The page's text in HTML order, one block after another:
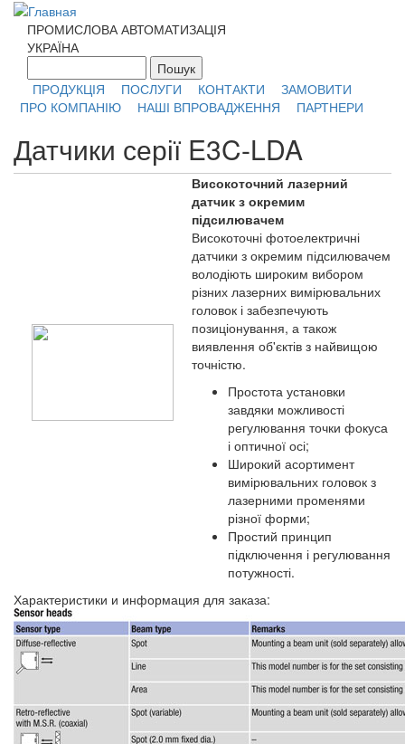
Перейти к основному содержанию
ПРОМИСЛОВА АВТОМАТИЗАЦІЯ
УКРАЇНА
Форма поиска
ПРОДУКЦІЯ
ПОСЛУГИ КОНТАКТИ
ЗАМОВИТИ
ПРО КОМПАНІЮ
НАШІ ВПРОВАДЖЕННЯ ПАРТНЕРИ
Датчики серії E3C-LDA
Високоточний лазерний
датчик з окремим
підсилювачем
Високоточні фотоелектричні
датчики з окремим підсилювачем
володіють широким вибором
різних лазерних вимірювальних
головок і забезпечують
позиціонування, а також
виявлення об'єктів з найвищою
точністю.
Простота установки
завдяки можливості
регулювання точки фокуса
і оптичної осі;
Широкий асортимент
вимірювальних головок з
лазерними променями
різної форми;
Простий принцип
підключення і регулювання
потужності.
Характеристики и информация для заказа: